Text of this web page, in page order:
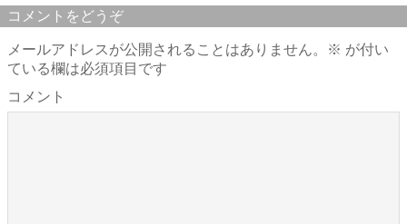
コメントをどうぞ
メールアドレスが公開されることはありません。 ※ が付い
ている欄は必須項目です
コメント